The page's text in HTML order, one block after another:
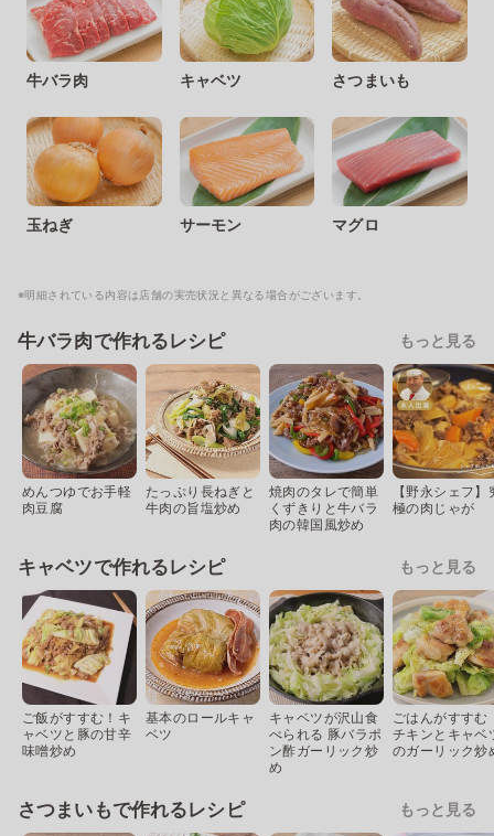
牛バラ肉 キャベツ さつまいも
玉ねぎ サーモン マグロ
※明細されている内容は店舗の実売状況と異なる場合がございます。
牛バラ肉で作れるレシピ もっと見る
めんつゆでお手軽
肉豆腐
たっぷり長ねぎと
牛肉の旨塩炒め
焼肉のタレで簡単
くずきりと牛バラ
肉の韓国風炒め
【野永シェフ】
極の肉じゃが
キャベツで作れるレシピ もっと見る
ご飯がすすむ！キ
ャベツと豚の甘辛
味噌炒め
基本のロールキャ
ベツ
キャベツが沢山食
べられる 豚バラポ
ン酢ガーリック炒
め
ごはんがすすむ
チキンとキャベ
のガーリック炒
さつまいもで作れるレシピ もっと見る